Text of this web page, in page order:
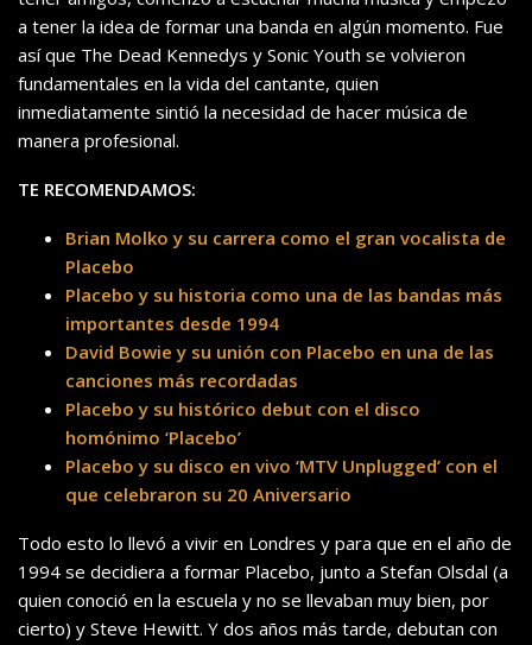
a tener la idea de formar una banda en algún momento. Fue
así que The Dead Kennedys y Sonic Youth se volvieron
fundamentales en la vida del cantante, quien
inmediatamente sintió la necesidad de hacer música de
manera profesional.
TE RECOMENDAMOS:
Brian Molko y su carrera como el gran vocalista de
Placebo
Placebo y su historia como una de las bandas más
importantes desde 1994
David Bowie y su unión con Placebo en una de las
canciones más recordadas
Placebo y su histórico debut con el disco
homónimo ‘Placebo’
Placebo y su disco en vivo ‘MTV Unplugged’ con el
que celebraron su 20 Aniversario
Todo esto lo llevó a vivir en Londres y para que en el año de
1994 se decidiera a formar Placebo, junto a Stefan Olsdal (a
quien conoció en la escuela y no se llevaban muy bien, por
cierto) y Steve Hewitt. Y dos años más tarde, debutan con